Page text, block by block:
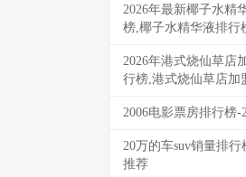
2026年最新椰子水精
榜,椰子水精华液排行
2026年港式烧仙草店
行榜,港式烧仙草店加
2006电影票房排行榜
20万的车suv销量排行
推荐